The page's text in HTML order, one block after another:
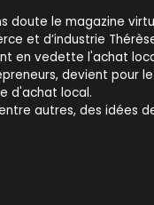
doute le magazine
et d’industrie
en vedette l'achat
devient pour
d'achat local.
autres, des idées